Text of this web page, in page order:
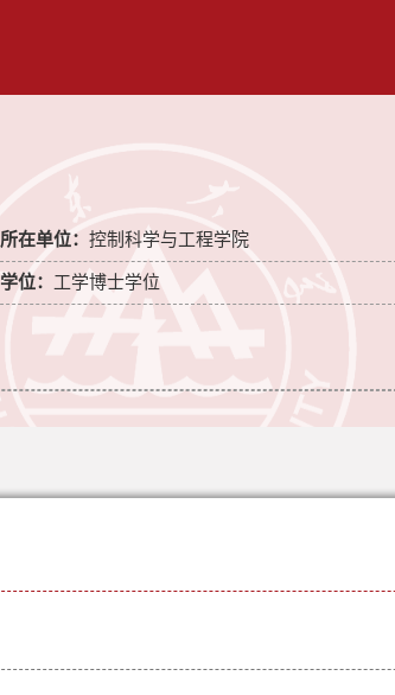
所在单位： 控制科学与工程学院
学位： 工学博士学位